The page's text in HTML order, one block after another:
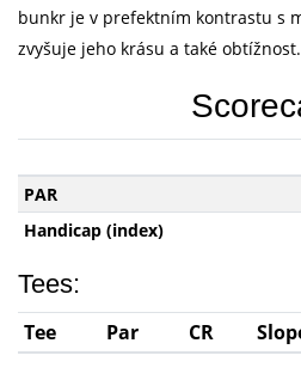
bunkr je v prefektním kontrastu s
zvyšuje jeho krásu a také obtížnost.
PAR
Handicap (index)
Tees:
Tee Par CR